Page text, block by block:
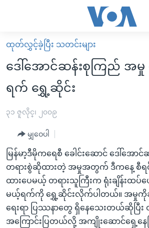
လွယ်ကူ
စေ
သည့်
Link
များ
အကြောင်းအရာ
သို့
ကြည့်
ပင်မ
မူလစာမျက်နှာ
မြန်မာ
ကမ္ဘာ့သတင်းများ
နိုင်ငံတကာ
အစ္စရေး-ပါလက်စတိုင်း
ဗွီဒီယို
ရပ်ဝန်းတခု လမ်းတခု အလွန်
အင်္ဂလိပ်စာလေ့လာမယ်
အမေရိကန်သုံးအီဒီယံ
မကြေးမုံရဲ့ အင်္ဂလိပ်စာ
ရုပ်ရှင်ထဲက အင်္ဂလိပ်စာ
အပတ်စဉ်ကဏ္ဍများ
ရေဒီယို
တီဗွီ
ရေဒီယိုနှင့်ရုပ်သံ အချက်အလက်များ
ရေဒီယို/တီဗွီအစီအစဉ်
ထုတ်လွှင့်ခဲ့ပြီး သတင်းများ
ဒေါ်အောင်ဆန်းစုကြည် အမှု
ရက် ရွှေ့ဆိုင်း
၃၁ ဇူလိုင္၊ ၂၀၀၉
မျှဝေပါ
မြန်မာ့ဒီမိုကရေစီ ခေါင်းဆောင် ဒေါ်အေ
တရားစွဲဆိုထားတဲ့ အမှုအတွက် ဒီကနေ့ စီရင်
ထားပေမယ့် တရားသူကြီးက ရုံးချိန်းထပ်ပေ
မယ့်ရက်ကို ရွှေ့ဆိုင်းလိုက်ပါတယ်။ အမှုကိုဆုံ
ရေးရာ ပြဿနာတွေ ရှိနေသေးတယ်ဆိုပြီး
အကြောင်းပြတယ်လို့ အကျိုးဆောင်ရှေ့နေက